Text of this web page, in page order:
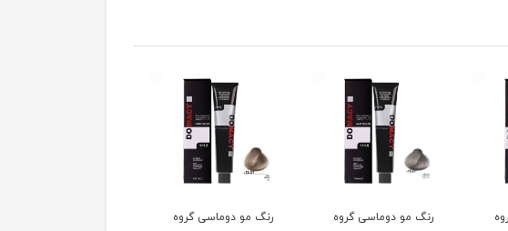
رنگ مو دوماسی گروه
رنگ مو دوماسی گروه